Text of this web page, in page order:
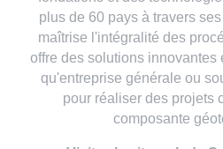
plus de 60 pays à travers
maîtrise l'intégralité des
offre des solutions innovantes
qu'entreprise générale ou
pour réaliser des projets
composante